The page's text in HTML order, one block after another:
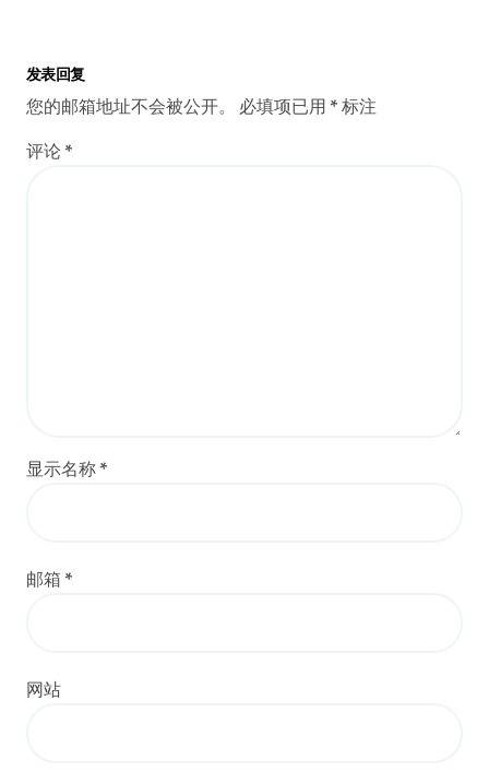
发表回复
您的邮箱地址不会被公开。 必填项已用 * 标注
评论 *
显示名称 *
邮箱 *
网站